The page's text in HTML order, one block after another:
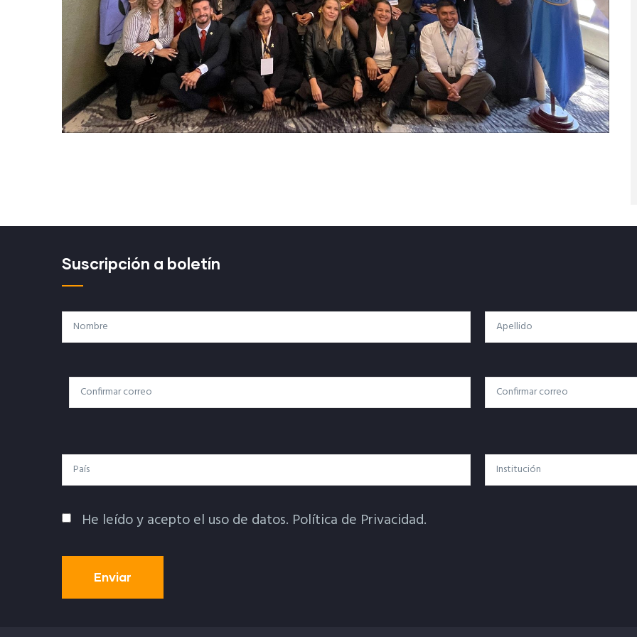
Suscripción a boletín
Nombre Apellido
Correo
Electrónico
Correo Electrónico Confirmar Correo
País Institución
Política De Privacidad
He leído y acepto el uso de datos. Política de Privacidad.